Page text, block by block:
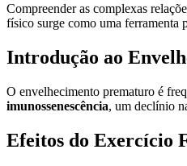
Compreender as complexas
físico surge como uma ferramenta
Introdução ao
O envelhecimento prematuro é
imunossenescência, um declínio
Efeitos do Exercício